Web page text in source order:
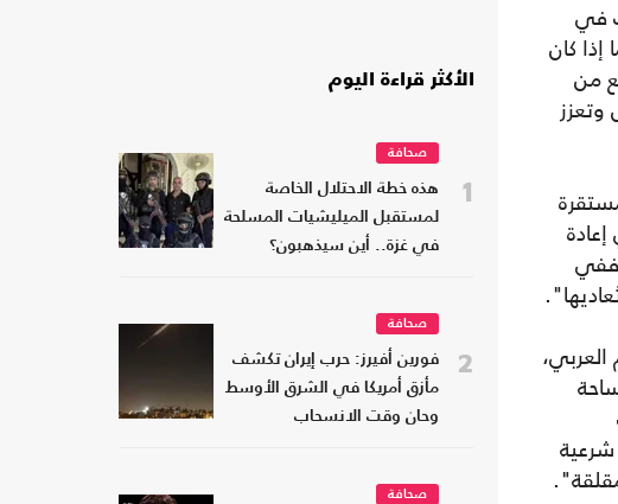
في
كان
من
ففي
الأكثر قراءة اليوم
1
صحافة
هذه خطة الاحتلال الخاصة
لمستقبل الميليشيات المسلحة
في غزة.. أين سيذهبون؟
2
صحافة
فورين أفيرز: حرب إيران تكشف
مأزق أمريكا في الشرق الأوسط
وحان وقت الانسحاب
صحافة